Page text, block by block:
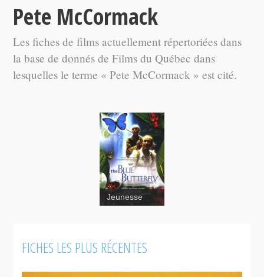
Pete McCormack
Les fiches de films actuellement répertoriées dans
la base de donnés de Films du Québec dans
lesquelles le terme « Pete McCormack » est cité.
Jeunesse
FICHES LES PLUS RÉCENTES